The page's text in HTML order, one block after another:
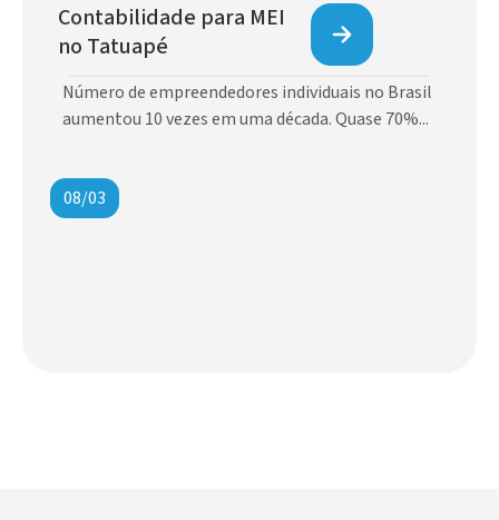
Contabilidade para MEI
no Tatuapé
Número de empreendedores individuais no Brasil
aumentou 10 vezes em uma década. Quase 70%...
08/03